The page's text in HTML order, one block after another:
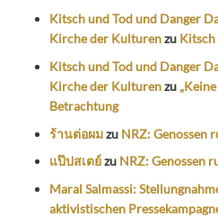
Kitsch und Tod und Danger
Kirche der Kulturenzu Kitsch
Kitsch und Tod und Danger
Kirche der Kulturenzu
Betrachtung
ร้านต่อผมzu NRZ: Genossen
แป๊ปสเตย์zu NRZ: Genossen
Maral Salmassi:
aktivistischen